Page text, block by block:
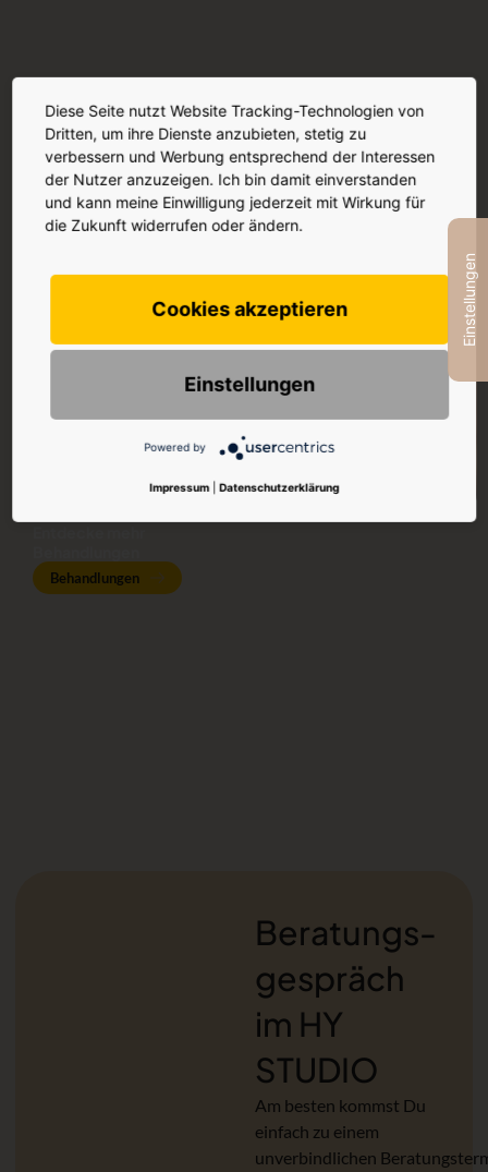
Laser
Behandlungen
ab 300 €
Medizinische
Kosmetik
ab 90 €
Weitere
Haut-
ab 250 €
Behandlungen
Beratungs­
gespräch
im HY
STUDIO
Am besten kommst Du
einfach zu einem
unverbindlichen
Einstellungen
Diese Seite nutzt Website Tracking-Technologien von
Dritten, um ihre Dienste anzubieten, stetig zu
verbessern und Werbung entsprechend der Interessen
der Nutzer anzuzeigen. Ich bin damit einverstanden
und kann meine Einwilligung jederzeit mit Wirkung für
die Zukunft widerrufen oder ändern.
Cookies akzeptieren
Einstellungen
Powered by
Impressum Datenschutzerklärung